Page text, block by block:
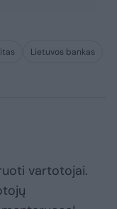
Lietuvos bankas
vartotojai.